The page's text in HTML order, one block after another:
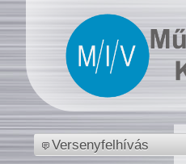
Versenyfelhívás